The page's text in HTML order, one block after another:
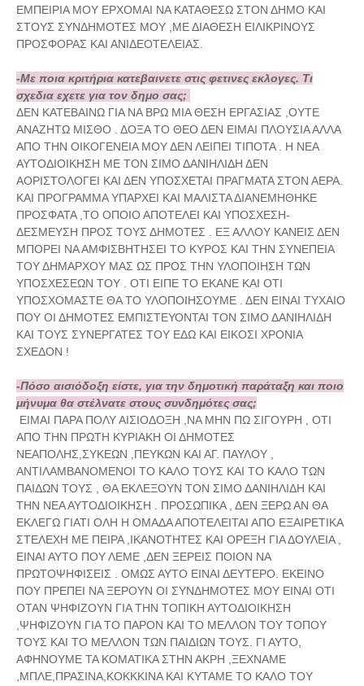
ΕΜΠΕΙΡΙΑ ΜΟΥ ΕΡΧΟΜΑΙ ΝΑ ΚΑΤΑΘΕΣΩ ΣΤΟΝ ΔΗΜΟ ΚΑΙ
ΣΤΟΥΣ ΣΥΝΔΗΜΟΤΕΣ ΜΟΥ ,ΜΕ ΔΙΑΘΕΣΗ ΕΙΛΙΚΡΙΝΟΥΣ
ΠΡΟΣΦΟΡΑΣ ΚΑΙ ΑΝΙΔΕΟΤΕΛΕΙΑΣ.
-Με ποια κριτήρια κατεβαινετε στις φετινες εκλογες. Τι
σχεδια εχετε για τον δημο σας;
ΔΕΝ ΚΑΤΕΒΑΙΝΩ ΓΙΑ ΝΑ ΒΡΩ ΜΙΑ ΘΕΣΗ ΕΡΓΑΣΙΑΣ ,ΟΥΤΕ
ΑΝΑΖΗΤΩ ΜΙΣΘΟ . ΔΟΞΑ ΤΟ ΘΕΟ ΔΕΝ ΕΙΜΑΙ ΠΛΟΥΣΙΑ ΑΛΛΑ
ΑΠΟ ΤΗΝ ΟΙΚΟΓΕΝΕΙΑ ΜΟΥ ΔΕΝ ΛΕΙΠΕΙ ΤΙΠΟΤΑ . Η ΝΕΑ
ΑΥΤΟΔΙΟΙΚΗΣΗ ΜΕ ΤΟΝ ΣΙΜΟ ΔΑΝΙΗΛΙΔΗ ΔΕΝ
ΑΟΡΙΣΤΟΛΟΓΕΙ ΚΑΙ ΔΕΝ ΥΠΟΣΧΕΤΑΙ ΠΡΑΓΜΑΤΑ ΣΤΟΝ ΑΕΡΑ.
ΚΑΙ ΠΡΟΓΡΑΜΜΑ ΥΠΑΡΧΕΙ ΚΑΙ ΜΑΛΙΣΤΑ ΔΙΑΝΕΜΗΘΗΚΕ
ΠΡΟΣΦΑΤΑ ,ΤΟ ΟΠΟΙΟ ΑΠΟΤΕΛΕΙ ΚΑΙ ΥΠΟΣΧΕΣΗ-
ΔΕΣΜΕΥΣΗ ΠΡΟΣ ΤΟΥΣ ΔΗΜΟΤΕΣ . ΕΞ ΑΛΛΟΥ ΚΑΝΕΙΣ ΔΕΝ
ΜΠΟΡΕΙ ΝΑ ΑΜΦΙΣΒΗΤΗΣΕΙ ΤΟ ΚΥΡΟΣ ΚΑΙ ΤΗΝ ΣΥΝΕΠΕΙΑ
ΤΟΥ ΔΗΜΑΡΧΟΥ ΜΑΣ ΩΣ ΠΡΟΣ ΤΗΝ ΥΛΟΠΟΙΗΣΗ ΤΩΝ
ΥΠΟΣΧΕΣΕΩΝ ΤΟΥ . ΟΤΙ ΕΙΠΕ ΤΟ ΕΚΑΝΕ ΚΑΙ ΟΤΙ
ΥΠΟΣΧΟΜΑΣΤΕ ΘΑ ΤΟ ΥΛΟΠΟΙΗΣΟΥΜΕ . ΔΕΝ ΕΙΝΑΙ ΤΥΧΑΙΟ
ΠΟΥ ΟΙ ΔΗΜΟΤΕΣ ΕΜΠΙΣΤΕΥΟΝΤΑΙ ΤΟΝ ΣΙΜΟ ΔΑΝΙΗΛΙΔΗ
ΚΑΙ ΤΟΥΣ ΣΥΝΕΡΓΑΤΕΣ ΤΟΥ ΕΔΩ ΚΑΙ ΕΙΚΟΣΙ ΧΡΟΝΙΑ
ΣΧΕΔΟΝ !
-Πόσο αισιόδοξη είστε, για την δημοτική παράταξη και ποιο
μήνυμα θα στέλνατε στους συνδημότες σας;
ΕΙΜΑΙ ΠΑΡΑ ΠΟΛΥ ΑΙΣΙΟΔΟΞΗ ,ΝΑ ΜΗΝ ΠΩ ΣΙΓΟΥΡΗ , ΟΤΙ
ΑΠΟ ΤΗΝ ΠΡΩΤΗ ΚΥΡΙΑΚΗ ΟΙ ΔΗΜΟΤΕΣ
ΝΕΑΠΟΛΗΣ,ΣΥΚΕΩΝ ,ΠΕΥΚΩΝ ΚΑΙ ΑΓ. ΠΑΥΛΟΥ ,
ΑΝΤΙΛΑΜΒΑΝΟΜΕΝΟΙ ΤΟ ΚΑΛΟ ΤΟΥΣ ΚΑΙ ΤΟ ΚΑΛΟ ΤΩΝ
ΠΑΙΔΩΝ ΤΟΥΣ , ΘΑ ΕΚΛΕΞΟΥΝ ΤΟΝ ΣΙΜΟ ΔΑΝΙΗΛΙΔΗ ΚΑΙ
ΤΗΝ ΝΕΑ ΑΥΤΟΔΙΟΙΚΗΣΗ . ΠΡΟΣΩΠΙΚΑ , ΔΕΝ ΞΕΡΩ ΑΝ ΘΑ
ΕΚΛΕΓΩ ΓΙΑΤΙ ΟΛΗ Η ΟΜΑΔΑ ΑΠΟΤΕΛΕΙΤΑΙ ΑΠΟ ΕΞΑΙΡΕΤΙΚΑ
ΣΤΕΛΕΧΗ ΜΕ ΠΕΙΡΑ ,ΙΚΑΝΟΤΗΤΕΣ ΚΑΙ ΟΡΕΞΗ ΓΙΑ ΔΟΥΛΕΙΑ ,
ΕΙΝΑΙ ΑΥΤΟ ΠΟΥ ΛΕΜΕ ,ΔΕΝ ΞΕΡΕΙΣ ΠΟΙΟΝ ΝΑ
ΠΡΩΤΟΨΗΦΙΣΕΙΣ . ΟΜΩΣ ΑΥΤΟ ΕΙΝΑΙ ΔΕΥΤΕΡΟ. ΕΚΕΙΝΟ
ΠΟΥ ΠΡΕΠΕΙ ΝΑ ΞΕΡΟΥΝ ΟΙ ΣΥΝΔΗΜΟΤΕΣ ΜΟΥ ΕΙΝΑΙ ΟΤΙ
ΟΤΑΝ ΨΗΦΙΖΟΥΝ ΓΙΑ ΤΗΝ ΤΟΠΙΚΗ ΑΥΤΟΔΙΟΙΚΗΣΗ
,ΨΗΦΙΖΟΥΝ ΓΙΑ ΤΟ ΠΑΡΟΝ ΚΑΙ ΤΟ ΜΕΛΛΟΝ ΤΟΥ ΤΟΠΟΥ
ΤΟΥΣ ΚΑΙ ΤΟ ΜΕΛΛΟΝ ΤΩΝ ΠΑΙΔΙΩΝ ΤΟΥΣ. ΓΙ ΑΥΤΟ,
ΑΦΗΝΟΥΜΕ ΤΑ ΚΟΜΑΤΙΚΑ ΣΤΗΝ ΑΚΡΗ ,ΞΕΧΝΑΜΕ
,ΜΠΛΕ,ΠΡΑΣΙΝΑ,ΚΟΚΚΚΙΝΑ ΚΑΙ ΚΥΤΑΜΕ ΤΟ ΚΑΛΟ ΤΟΥ